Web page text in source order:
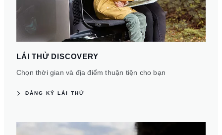
LÁI THỬ DISCOVERY
Chọn thời gian và địa điểm thuận tiện cho bạn
ĐĂNG KÝ LÁI THỬ